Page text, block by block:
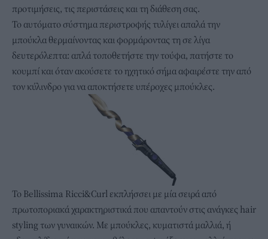
προτιμήσεις, τις περιστάσεις και τη διάθεση σας.
Το αυτόματο σύστημα περιστροφής τυλίγει απαλά την
μπούκλα θερμαίνοντας και φορμάροντας τη σε λίγα
δευτερόλεπτα: απλά τοποθετήστε την τούφα, πατήστε το
κουμπί και όταν ακούσετε το ηχητικό σήμα αφαιρέστε την από
τον κύλινδρο για να αποκτήσετε υπέροχες μπούκλες.
Το Bellissima Ricci&Curl εκπλήσσει με μία σειρά από
πρωτοποριακά χαρακτηριστικά που απαντούν στις ανάγκες hair
styling των γυναικών. Με μπούκλες, κυματιστά μαλλιά, ή